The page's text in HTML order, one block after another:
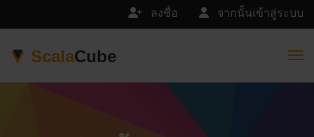
จากนั้นเข้าสู่ระบบ
ลงชื่อ
ScalaCube